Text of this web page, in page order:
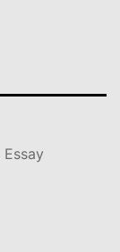
Essay